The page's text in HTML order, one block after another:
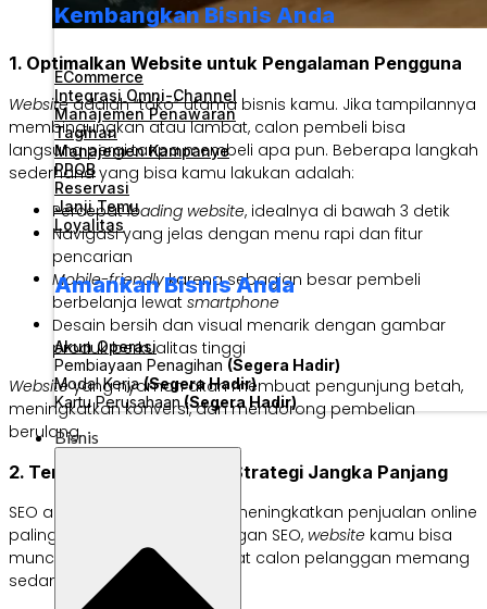
Kembangkan Bisnis Anda
ECommerce
Integrasi Omni-Channel
Manajemen Penawaran
Tagihan
Manajemen Kampanye
PPOB
Reservasi
Janji Temu
Loyalitas
Amankan Bisnis Anda
Akun Operasi
Pembiayaan Penagihan (Segera Hadir)
Modal Kerja(Segera Hadir)
Kartu Perusahaan(Segera Hadir)
Bisnis
1. Optimalkan Website untuk Pengalaman Pengguna
Websiteadalah “toko” utama bisnis kamu. Jika tampilannya
membingungkan atau lambat, calon pembeli bisa
langsung pergi tanpa membeli apa pun. Beberapa langkah
sederhana yang bisa kamu lakukan adalah:
Percepatloading website, idealnya di bawah 3 detik
Navigasi yang jelas dengan menu rapi dan fitur
pencarian
Mobile-friendlykarena sebagian besar pembeli
berbelanja lewat smartphone
Desain bersih dan visual menarik dengan gambar
produk berkualitas tinggi
Websiteyang nyaman akan membuat pengunjung betah,
meningkatkan konversi, dan mendorong pembelian
berulang.
2. Terapkan SEO sebagai Strategi Jangka Panjang
SEO adalah salah satu cara meningkatkan penjualan online
paling efektif tanpa iklan. Dengan SEO, website kamu bisa
muncul di hasil pencarian saat calon pelanggan memang
sedang butuh produk kamu.